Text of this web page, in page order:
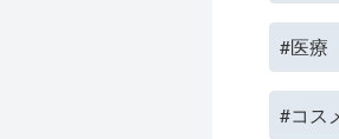
#医療
#コス